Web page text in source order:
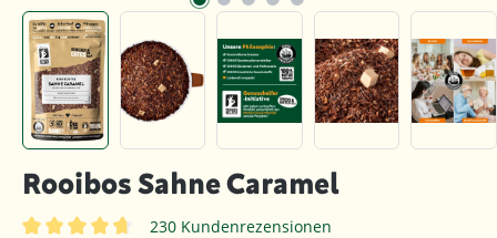
Rooibos Sahne Caramel
230 Kundenrezensionen